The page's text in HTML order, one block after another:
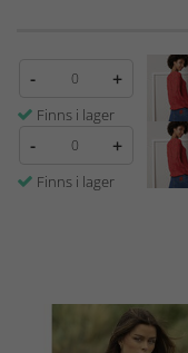
- +
Finns i lager
- +
Finns i lager